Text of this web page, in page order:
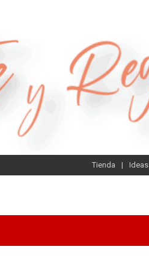
Tienda Ideas